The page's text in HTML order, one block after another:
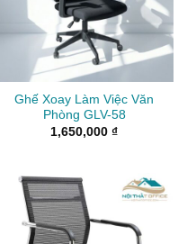
Ghế Xoay Làm Việc Văn
Phòng GLV-58
1,650,000 ₫